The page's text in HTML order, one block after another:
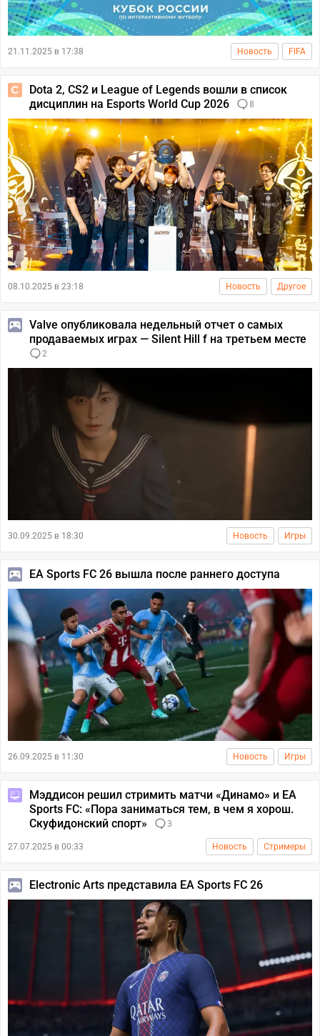
21.11.2025 в 17:38 Новость FIFA
Dota 2, CS2 и League of Legends вошли в список
дисциплин на Esports World Cup 2026
8
08.10.2025 в 23:18 Новость Другое
Valve опубликовала недельный отчет о самых
продаваемых играх — Silent Hill f на третьем месте
2
30.09.2025 в 18:30 Новость Игры
EA Sports FC 26 вышла после раннего доступа
26.09.2025 в 11:30 Новость Игры
Мэддисон решил стримить матчи «Динамо» и EA
Sports FC: «Пора заниматься тем, в чем я хорош.
Скуфидонский спорт»
3
27.07.2025 в 00:33 Новость Стримеры
Electronic Arts представила EA Sports FC 26